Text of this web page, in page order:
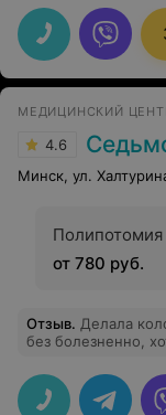
все говорит об
с ухоженной
коридоров,
главврачу,
но и наши души. И
рукам и доброму
травматолога
людей
боли и страданий,
никогда не
медицины нашей
МЕДИЦИНСКИЙ
4.6
Минск, ул.
Полипотомия
от 780 руб.
Отзыв. Делала
без болезненно,